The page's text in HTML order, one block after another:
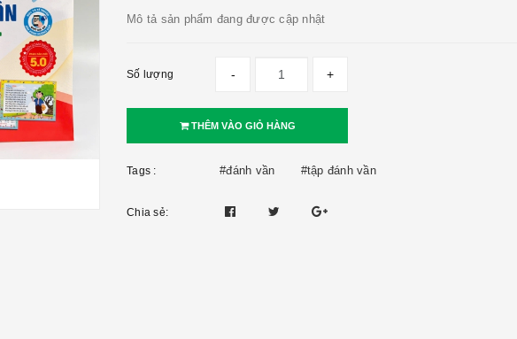
Mô tả sản phẩm đang được cập nhật
Số lượng - +
THÊM VÀO GIỎ HÀNG
Tags : #đánh vần #tập đánh vần
Chia sẻ: